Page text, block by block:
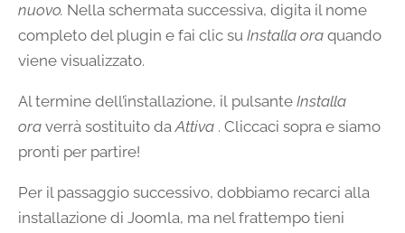
nuovo. Nella schermata successiva, digita il nome
completo del plugin e fai clic su Installa ora quando
viene visualizzato.
Al termine dell’installazione, il pulsante Installa
ora verrà sostituito daAttiva . Cliccaci sopra e siamo
pronti per partire!
Per il passaggio successivo, dobbiamo recarci alla
installazione di Joomla, ma nel frattempo tieni